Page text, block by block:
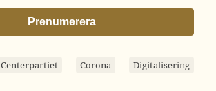
Prenumerera
Centerpartiet Corona Digitalisering